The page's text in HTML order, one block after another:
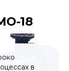
18
в